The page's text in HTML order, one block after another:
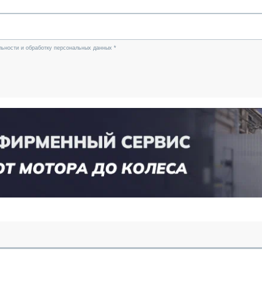
и обработку персональных данных *